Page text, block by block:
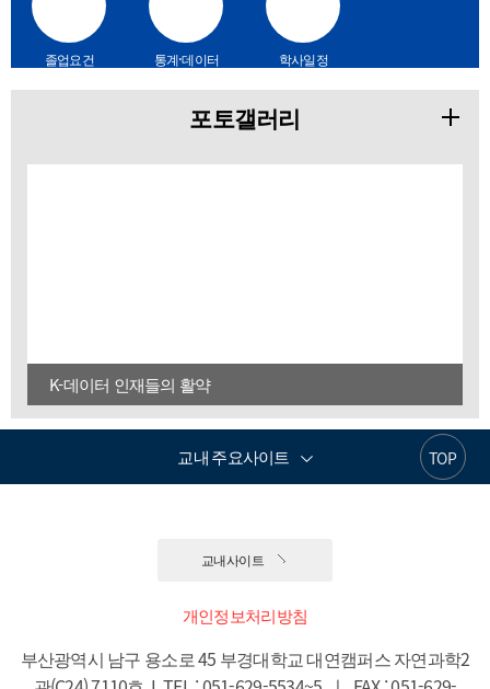
졸업요건
통계·데이터
학사일정
포토갤러리
K-데이터 인재들의 활약
TOP
교내 주요사이트
교내사이트
개인정보처리방침
부산광역시 남구 용소로 45 부경대학교 대연캠퍼스 자연과학2